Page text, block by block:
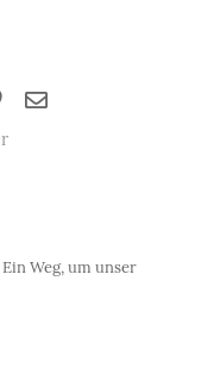
Weg, um unser